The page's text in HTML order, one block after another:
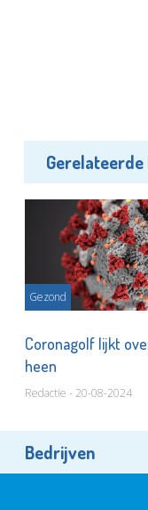
Gezond
Coronagolf lijkt
heen
Redactie - 20-08-2024
Bedrijven